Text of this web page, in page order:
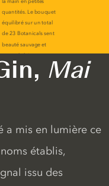
Mai
a mis en lumière ce
établis,
issu des